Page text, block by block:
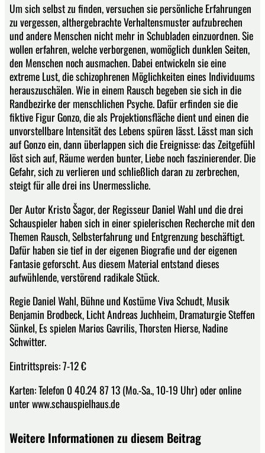
Um sich selbst zu finden, versuchen sie persönliche Erfahrungen
zu vergessen, althergebrachte Verhaltensmuster aufzubrechen
und andere Menschen nicht mehr in Schubladen einzuordnen. Sie
wollen erfahren, welche verborgenen, womöglich dunklen Seiten,
den Menschen noch ausmachen. Dabei entwickeln sie eine
extreme Lust, die schizophrenen Möglichkeiten eines Individuums
herauszuschälen. Wie in einem Rausch begeben sie sich in die
Randbezirke der menschlichen Psyche. Dafür erfinden sie die
fiktive Figur Gonzo, die als Projektionsfläche dient und einen die
unvorstellbare Intensität des Lebens spüren lässt. Lässt man sich
auf Gonzo ein, dann überlappen sich die Ereignisse: das Zeitgefühl
löst sich auf, Räume werden bunter, Liebe noch faszinierender. Die
Gefahr, sich zu verlieren und schließlich daran zu zerbrechen,
steigt für alle drei ins Unermessliche.
Der Autor Kristo Šagor, der Regisseur Daniel Wahl und die drei
Schauspieler haben sich in einer spielerischen Recherche mit den
Themen Rausch, Selbsterfahrung und Entgrenzung beschäftigt.
Dafür haben sie tief in der eigenen Biografie und der eigenen
Fantasie geforscht. Aus diesem Material entstand dieses
aufwühlende, verstörend radikale Stück.
Regie Daniel Wahl, Bühne und Kostüme Viva Schudt, Musik
Benjamin Brodbeck, Licht Andreas Juchheim, Dramaturgie Steffen
Sünkel, Es spielen Marios Gavrilis, Thorsten Hierse, Nadine
Schwitter.
Eintrittspreis: 7-12 €
Karten: Telefon 0 40.24 87 13 (Mo.-Sa., 10-19 Uhr) oder online
unter www.schauspielhaus.de
Weitere Informationen zu diesem Beitrag